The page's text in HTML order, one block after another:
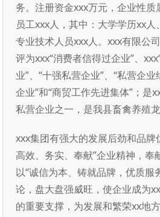
务。注册资金xxx万元，企业性
员工xxx人，其中：大学学历xx
专业技术人员xxx人。xxx有限公
评为xxx“消费者信得过企业”、
业”、“十强私营企业”、“私营企
企业”和“商贸工作先进集体”；是
私营企业之一，是我县畜禽养殖龙
xxx集团有强大的发展后劲和品牌
高效、务实、奉献”企业精神，奉
以“诚信为本、铸就品牌，优质服
论，盘大盘强威旺，使企业成为
的重要支撑，为发展和繁荣xx地